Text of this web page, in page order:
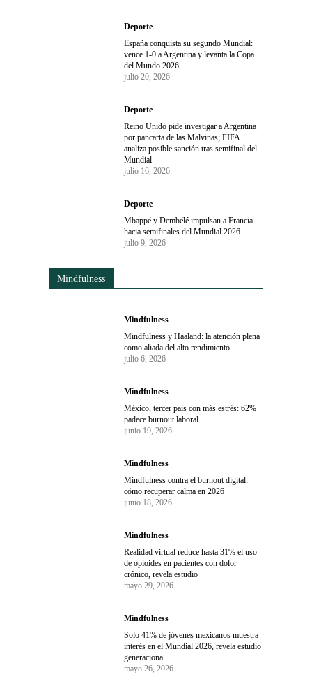
Deporte
España conquista su segundo Mundial:
vence 1-0 a Argentina y levanta la Copa
del Mundo 2026
julio 20, 2026
Deporte
Reino Unido pide investigar a Argentina
por pancarta de las Malvinas; FIFA
analiza posible sanción tras semifinal del
Mundial
julio 16, 2026
Deporte
Mbappé y Dembélé impulsan a Francia
hacia semifinales del Mundial 2026
julio 9, 2026
Mindfulness
Mindfulness
Mindfulness y Haaland: la atención plena
como aliada del alto rendimiento
julio 6, 2026
Mindfulness
México, tercer país con más estrés: 62%
padece burnout laboral
junio 19, 2026
Mindfulness
Mindfulness contra el burnout digital:
cómo recuperar calma en 2026
junio 18, 2026
Mindfulness
Realidad virtual reduce hasta 31% el uso
de opioides en pacientes con dolor
crónico, revela estudio
mayo 29, 2026
Mindfulness
Solo 41% de jóvenes mexicanos muestra
interés en el Mundial 2026, revela estudio
generaciona
mayo 26, 2026